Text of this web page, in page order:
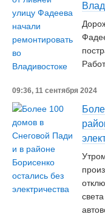
09:36, 11 сентября 2024